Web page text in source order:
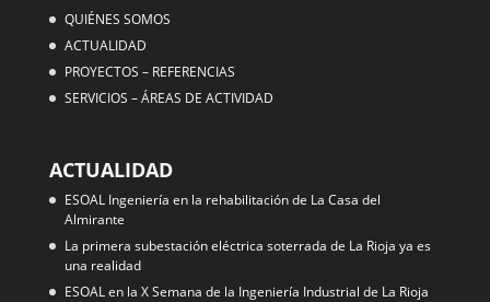
QUIÉNES SOMOS
ACTUALIDAD
PROYECTOS – REFERENCIAS
SERVICIOS – ÁREAS DE ACTIVIDAD
ACTUALIDAD
ESOAL Ingeniería en la rehabilitación de La Casa del
Almirante
La primera subestación eléctrica soterrada de La Rioja ya es
una realidad
ESOAL en la X Semana de la Ingeniería Industrial de La Rioja